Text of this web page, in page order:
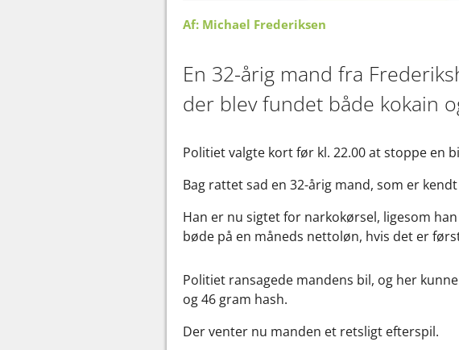
Af: Michael Frederiksen
En 32-årig mand fra
der blev fundet både kokain
Politiet valgte kort før kl. 22.00 at stoppe en
Bag rattet sad en 32-årig mand, som er
Han er nu sigtet for narkokørsel, ligesom
bøde på en måneds nettoløn, hvis det er
Politiet ransagede mandens bil, og her
og 46 gram hash.
Der venter nu manden et retsligt efterspil.